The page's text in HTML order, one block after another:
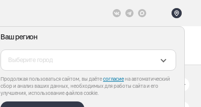
Ваш регион
Выберите город
Продолжая пользоваться сайтом, вы даётесогласиена автоматический
сбор и анализ ваших данных, необходимых для работы сайта и его
улучшения, использование файлов cookie.